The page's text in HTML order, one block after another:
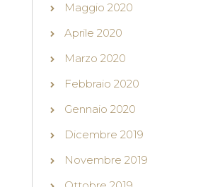
Maggio 2020
Aprile 2020
Marzo 2020
Febbraio 2020
Gennaio 2020
Dicembre 2019
Novembre 2019